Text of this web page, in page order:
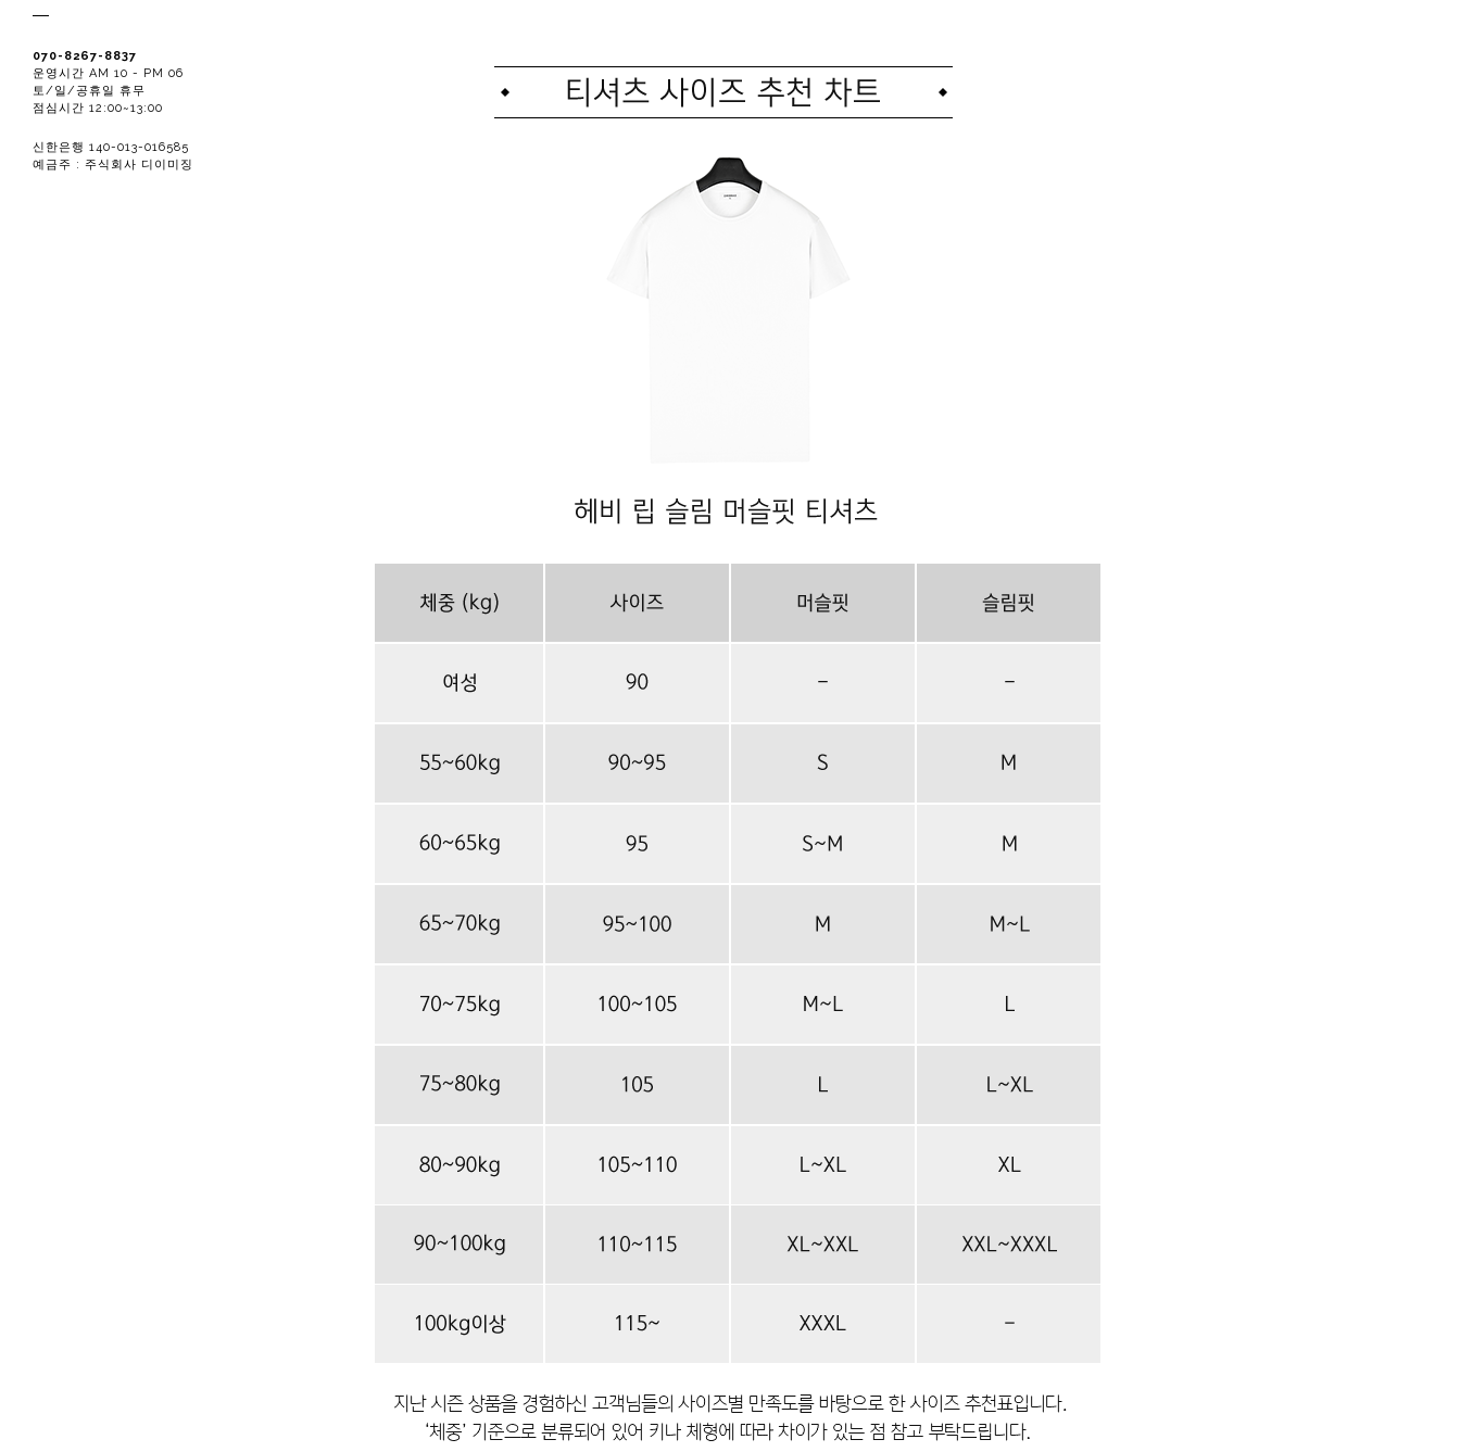
070-8267-8837
운영시간 AM 10 - PM 06
토/일/공휴일 휴무
점심시간 12:00~13:00
신한은행 140-013-016585
예금주 : 주식회사 디이미징